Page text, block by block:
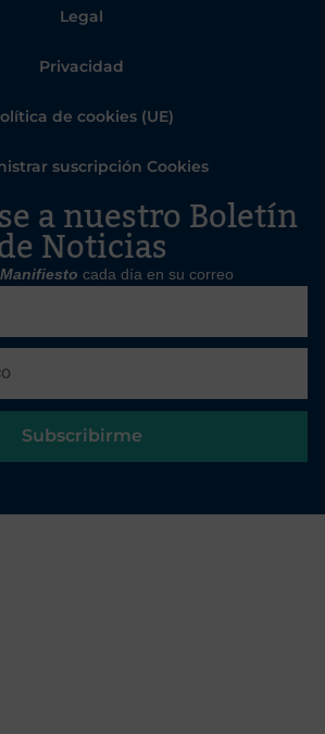
Legal
Privacidad
de cookies (UE)
suscripción Cookies
a nuestro Boletín
Noticias
cada día en su correo
Subscribirme